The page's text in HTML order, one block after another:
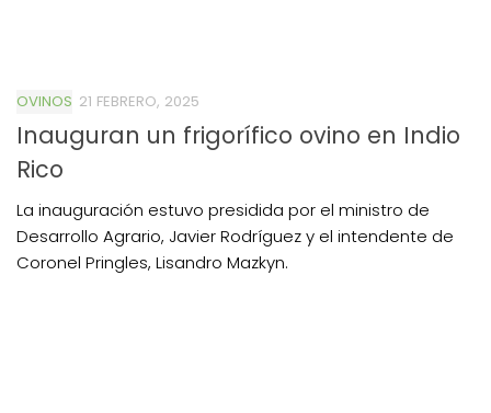
OVINOS 21 FEBRERO, 2025
Inauguran un frigorífico ovino en Indio
Rico
La inauguración estuvo presidida por el ministro de
Desarrollo Agrario, Javier Rodríguez y el intendente de
Coronel Pringles, Lisandro Mazkyn.